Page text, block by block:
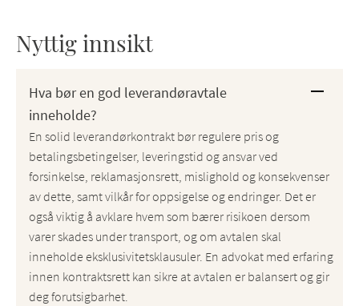
Nyttig innsikt
Hva bør en god leverandøravtale
inneholde?
En solid leverandørkontrakt bør regulere pris og
betalingsbetingelser, leveringstid og ansvar ved
forsinkelse, reklamasjonsrett, mislighold og konsekvenser
av dette, samt vilkår for oppsigelse og endringer. Det er
også viktig å avklare hvem som bærer risikoen dersom
varer skades under transport, og om avtalen skal
inneholde eksklusivitetsklausuler. En advokat med erfaring
innen kontraktsrett kan sikre at avtalen er balansert og gir
deg forutsigbarhet.